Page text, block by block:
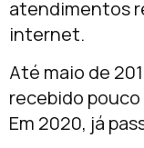
atendimentos
internet.
Até maio de
recebido
Em 2020, já